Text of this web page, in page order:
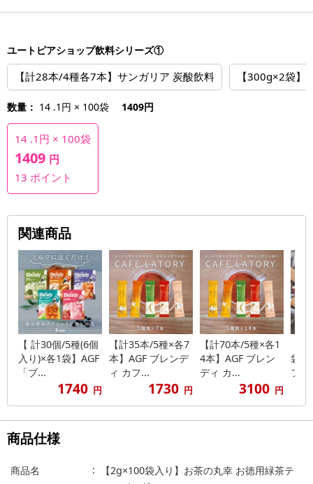
ユートピアショップ飲料シリーズ①
【計28本/4種各7本】サンガリア 炭酸飲料 【300g×2袋】
数量： 14 .1円 × 100袋 1409円
14 .1円 × 100袋
1409 円
13 ポイント
関連商品
【 計30個/5種(6個
入り)×各1袋】AGF
「ブ...
1740 円
【計35本/5種×各7
本】AGF ブレンデ
ィ カフ...
1730 円
【計70本/5種×各1
4本】AGF ブレン
ディ カ...
3100 円
袋】
フ
商品仕様
商品名
【2g×100袋入り】お茶の丸幸 お徳用緑茶テ